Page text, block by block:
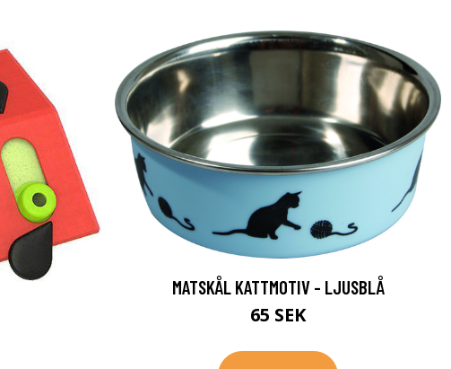
MATSKÅL KATTMOTIV - LJUSBLÅ
65 SEK